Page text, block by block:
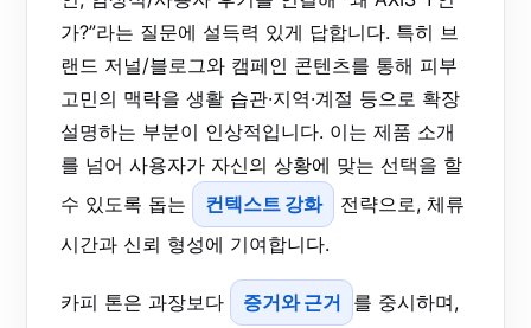
가?”라는 질문에 설득력 있게 답합니다. 특히 브
랜드 저널/블로그와 캠페인 콘텐츠를 통해 피부
고민의 맥락을 생활 습관·지역·계절 등으로 확장
설명하는 부분이 인상적입니다. 이는 제품 소개
를 넘어 사용자가 자신의 상황에 맞는 선택을 할
수 있도록 돕는
컨텍스트 강화
전략으로, 체류
시간과 신뢰 형성에 기여합니다.
카피 톤은 과장보다 증거와 근거
를 중시하며,